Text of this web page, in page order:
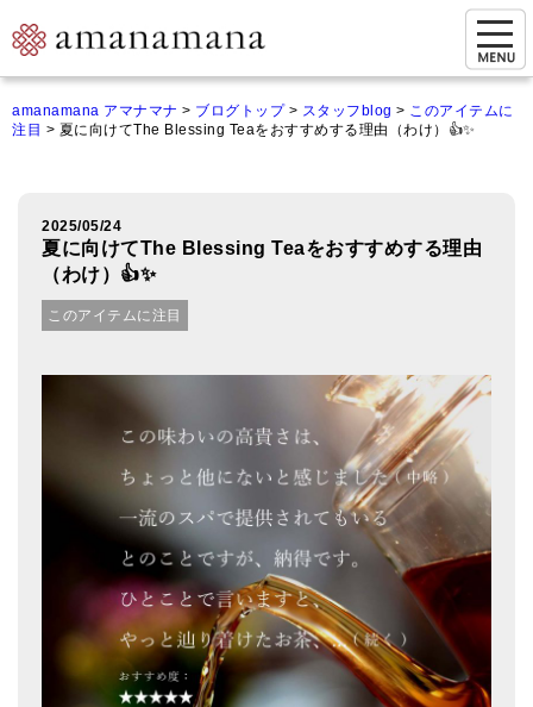
ご来店&購入
オンライン相談&購入
オンラインショップ
カートを見る
アマナマナのシンギングボウル
チベット・シンギングボウル
新・鍛造スペシャル
amanamana アマナマナ > ブログトップ> スタッフblog > このアイテムに
注目 > 夏に向けてThe Blessing Teaをおすすめする理由（わけ）👍✨
2025/05/24
夏に向けてThe Blessing Teaをおすすめする理由
（わけ）👍✨
このアイテムに注目